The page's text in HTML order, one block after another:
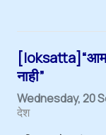
नाही”
Wednesday, 20
देश